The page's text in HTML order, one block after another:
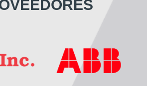
equipo
recurso humano creativo y